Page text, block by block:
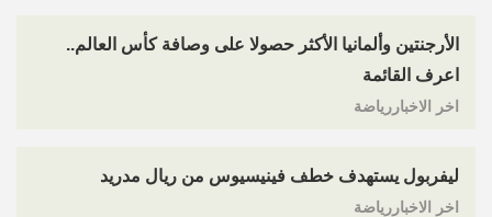
الأرجنتين وألمانيا الأكثر حصولا على وصافة كأس العالم..
اعرف القائمة
اخر الاخباررياضة
ليفربول يستهدف خطف فينيسيوس من ريال مدريد
اخر الاخباررياضة